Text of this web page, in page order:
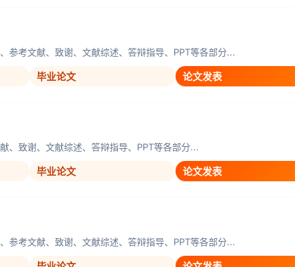
参考文献、致谢、文献综述、答辩指导、PPT等各部分...
毕业论文 论文发表
、致谢、文献综述、答辩指导、PPT等各部分...
毕业论文 论文发表
参考文献、致谢、文献综述、答辩指导、PPT等各部分...